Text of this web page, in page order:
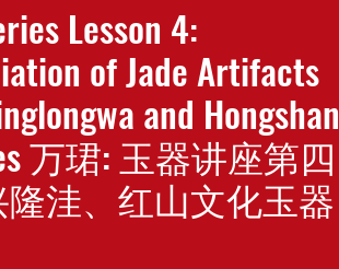
Lesson 4:
of Jade Artifacts
and Hongshan
万珺: 玉器讲座第四
洼、红山文化玉器